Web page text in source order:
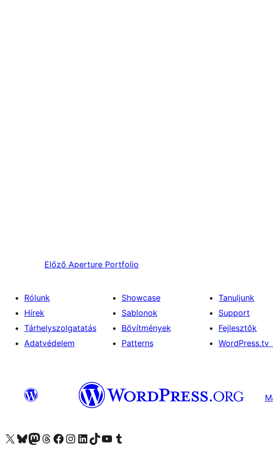
Előző Aperture Portfolio
Rólunk
Hírek
Tárhelyszolgatatás
Adatvédelem
Showcase
Sablonok
Bővítmények
Patterns
Tanuljunk
Support
Fejlesztők
WordPress.tv
Visit our X (formerly Twitter) account
Visit our Bluesky account
Twitter csatornánk
Visit our Threads account
Facebook oldalunk megtekintése
Visit our Instagram account
Visit our LinkedIn account
Visit our TikTok account
Visit our YouTube channel
Visit our Tumblr account